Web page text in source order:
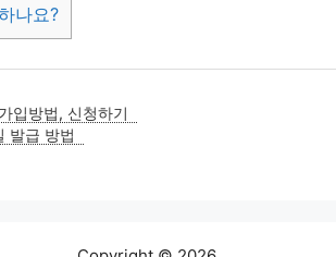
나요?
입방법, 신청하기
발급 방법